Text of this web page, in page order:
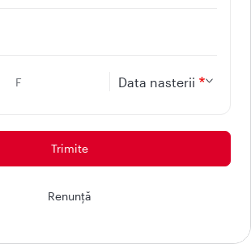
F Data nasterii
Renunţă
9268
Ai nevoie de ajutor? Discuta cu